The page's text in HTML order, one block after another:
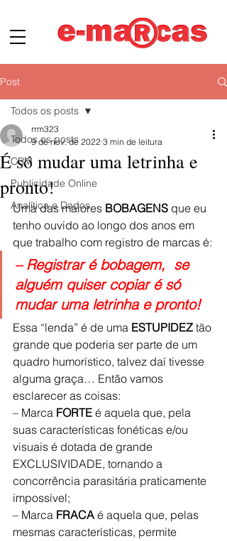
Post
Todos os posts
CRM
Publicidade Online
Analítica e Dados
Todos os posts
É só mudar uma letrinha e
pronto!
rrm323
9 de nov. de 2022 3 min de leitura
Uma das maiores BOBAGENS que eu
tenho ouvido ao longo dos anos em
que trabalho com registro de marcas é:
– Registrar é bobagem,  se
alguém quiser copiar é só
mudar uma letrinha e pronto!
Essa “lenda” é de uma ESTUPIDEZ tão
grande que poderia ser parte de um
quadro humorístico, talvez daí tivesse
alguma graça… Então vamos
esclarecer as coisas:
– Marca FORTE é aquela que, pela
suas características fonéticas e/ou
visuais é dotada de grande
EXCLUSIVIDADE, tornando a
concorrência parasitária praticamente
impossível;
– Marca FRACA é aquela que, pelas
mesmas características, permite